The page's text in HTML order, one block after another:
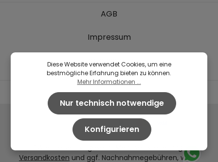
AGB
Impressum
Datenschutz
Versandkosten und ggf. Nachnahmegebühren, wenn
Diese Website verwendet Cookies, um eine
bestmögliche Erfahrung bieten zu können.
Mehr Informationen ...
Nur technisch notwendige
Konfigurieren